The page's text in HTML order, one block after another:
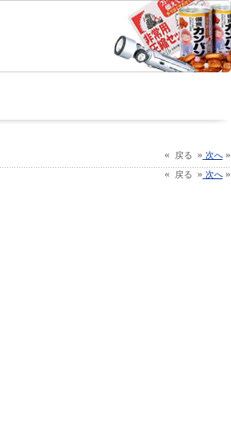
« 戻る » 次へ»
«
戻る » 次へ»